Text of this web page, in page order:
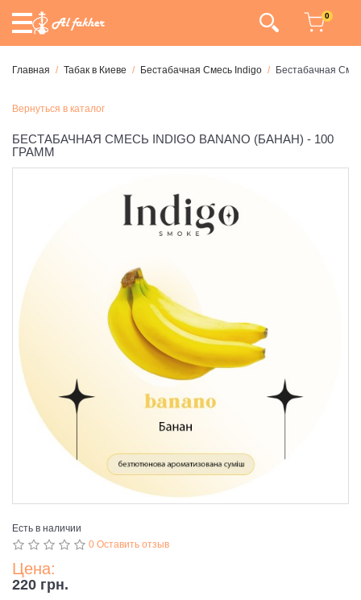
0
Главная Табак в Киеве Бестабачная Смесь Indigo Бестабачная
Вернуться в каталог
БЕСТАБАЧНАЯ СМЕСЬ INDIGO BANANO (БАНАН) - 100
ГРАММ
Есть в наличии
0 Оставить отзыв
Цена:
220 грн.